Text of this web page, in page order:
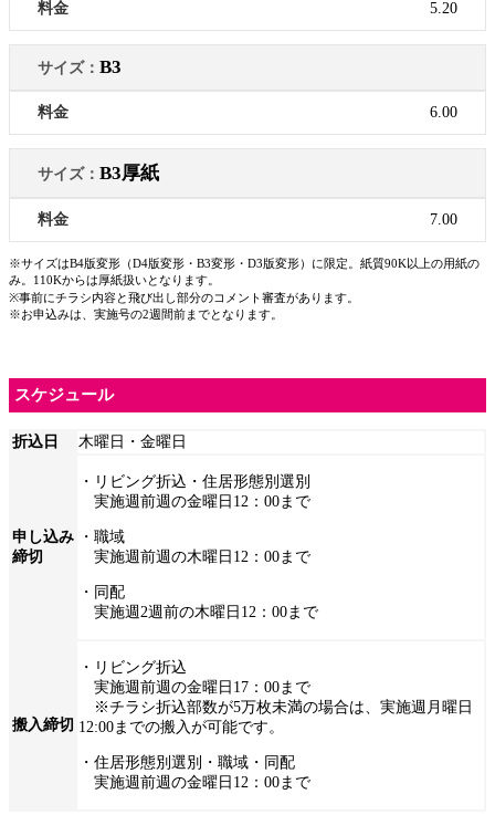
5.20
B3
6.00
B3厚紙
7.00
※サイズはB4版変形（D4版変形・B3変形・D3版変形）に限定。紙質90K以上の用紙の
み。110Kからは厚紙扱いとなります。
※事前にチラシ内容と飛び出し部分のコメント審査があります。
※お申込みは、実施号の2週間前までとなります。
スケジュール
折込日 木曜日・金曜日
申し込み
締切
・リビング折込・住居形態別選別
実施週前週の金曜日12：00まで
・職域
実施週前週の木曜日12：00まで
・同配
実施週2週前の木曜日12：00まで
搬入締切
・リビング折込
実施週前週の金曜日17：00まで
※チラシ折込部数が5万枚未満の場合は、実施週月曜日
12:00までの搬入が可能です。
・住居形態別選別・職域・同配
実施週前週の金曜日12：00まで